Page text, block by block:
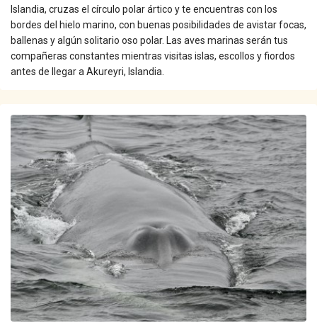
Islandia, cruzas el círculo polar ártico y te encuentras con los
bordes del hielo marino, con buenas posibilidades de avistar focas,
ballenas y algún solitario oso polar. Las aves marinas serán tus
compañeras constantes mientras visitas islas, escollos y fiordos
antes de llegar a Akureyri, Islandia.